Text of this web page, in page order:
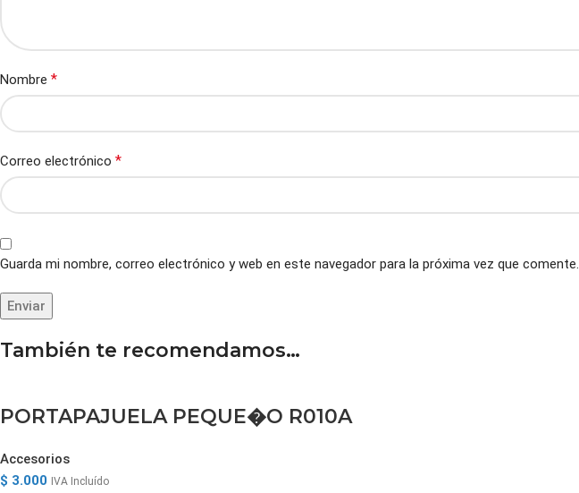
Nombre *
Correo electrónico *
Guarda mi nombre, correo electrónico y web en este navegador para la próxima vez que comente.
También te recomendamos…
PORTAPAJUELA PEQUE�O R010A
Accesorios
$ 3.000 IVA Incluído